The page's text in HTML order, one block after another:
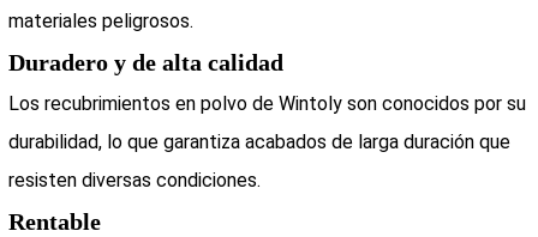
materiales peligrosos.
Duradero y de alta calidad
Los recubrimientos en polvo de Wintoly son conocidos por su
durabilidad, lo que garantiza acabados de larga duración que
resisten diversas condiciones.
Rentable